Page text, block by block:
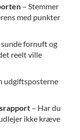
– Stemmer
med punkter
fornuft og
reelt ville
udgiftsposterne
– Har du
ikke kræve